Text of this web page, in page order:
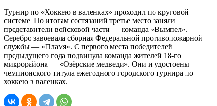
Турнир по «Хоккею в валенках» проходил по круговой
системе. По итогам состязаний третье место заняли
представители войсковой части — команда «Вымпел».
Серебро завоевала сборная Федеральной противопожарной
службы — «Пламя». С первого места победителей
предыдущего года подвинула команда жителей 18-го
микрорайона — «Озёрские медведи». Они и удостоены
чемпионского титула ежегодного городского турнира по
хоккею в валенках.